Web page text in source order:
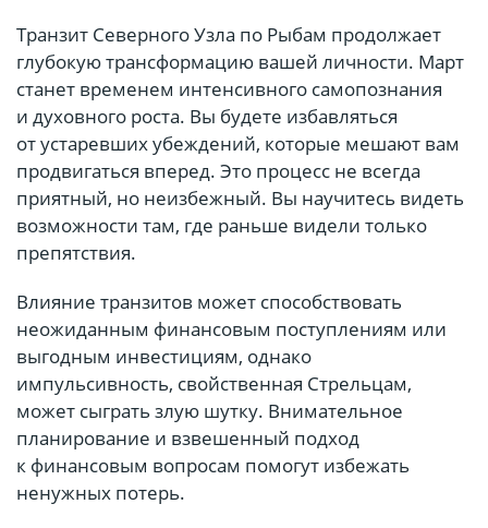
Транзит Северного Узла по Рыбам продолжает
глубокую трансформацию вашей личности. Март
станет временем интенсивного самопознания
и духовного роста. Вы будете избавляться
от устаревших убеждений, которые мешают вам
продвигаться вперед. Это процесс не всегда
приятный, но неизбежный. Вы научитесь видеть
возможности там, где раньше видели только
препятствия.
Влияние транзитов может способствовать
неожиданным финансовым поступлениям или
выгодным инвестициям, однако
импульсивность, свойственная Стрельцам,
может сыграть злую шутку. Внимательное
планирование и взвешенный подход
к финансовым вопросам помогут избежать
ненужных потерь.